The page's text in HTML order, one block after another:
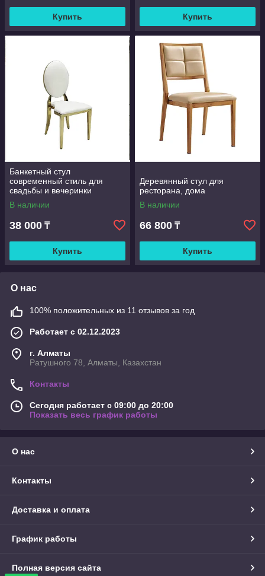
Купить Купить
Банкетный стул
современный стиль для
свадьбы и вечеринки
В наличии
38 000 ₸
Купить
Деревянный стул для
ресторана, дома
В наличии
66 800 ₸
Купить
О нас
100% положительных из 11 отзывов за год
Работает с 02.12.2023
г. Алматы
Ратушного 78, Алматы, Казахстан
Контакты
Сегодня работает с 09:00 до 20:00
Показать весь график работы
О нас
Контакты
Доставка и оплата
График работы
Полная версия сайта